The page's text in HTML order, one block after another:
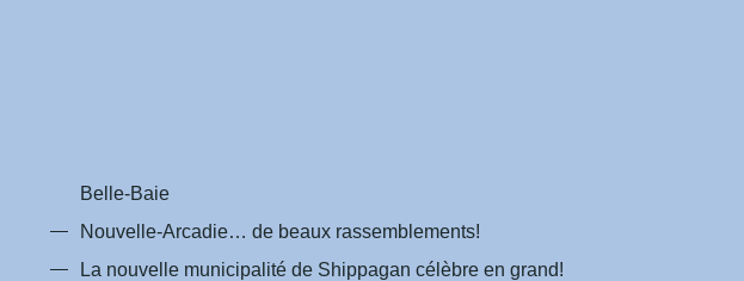
Belle-Baie
Nouvelle-Arcadie… de beaux rassemblements!
La nouvelle municipalité de Shippagan célèbre en grand!